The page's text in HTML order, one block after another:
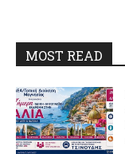
MOST READ